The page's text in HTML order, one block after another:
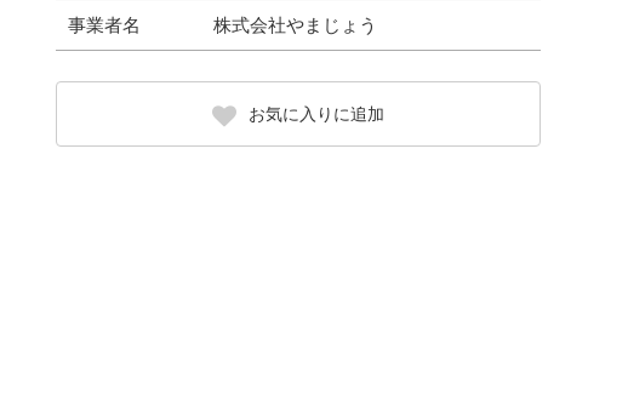
事業者名 株式会社やまじょう
お気に入りに追加